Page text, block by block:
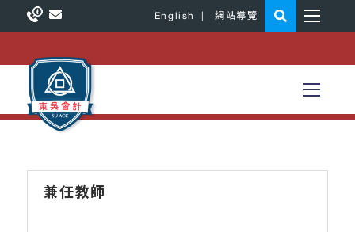
English 網站導覽
兼任教師